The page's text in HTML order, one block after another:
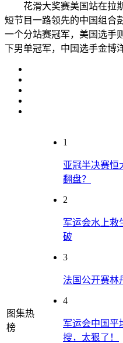
花滑大奖赛美国站在拉斯
短节目一路领先的中国组合
一个分站赛冠军，美国选手
下男单冠军，中国选手金博
图集热
榜
1
亚冠半决赛恒
翻盘？
2
军运会水上救
破
3
法国公开赛林
4
军运会中国平
搜，太狠了！